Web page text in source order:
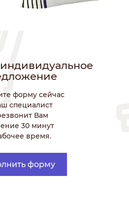
форму сейчас
специалист
Вам
30 минут
время.
форму